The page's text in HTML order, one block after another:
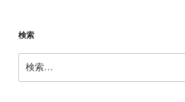
ン
検索
索: